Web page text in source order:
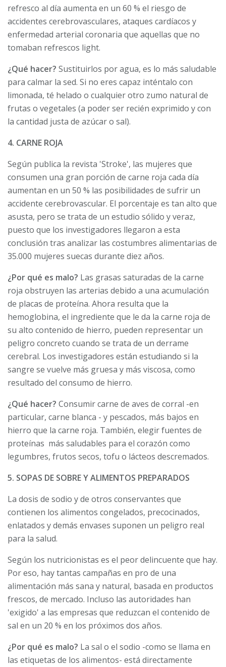
refresco al día aumenta en un 60 % el riesgo de
accidentes cerebrovasculares, ataques cardíacos y
enfermedad arterial coronaria que aquellas que no
tomaban refrescos light.
¿Qué hacer? Sustituirlos por agua, es lo más saludable
para calmar la sed. Si no eres capaz inténtalo con
limonada, té helado o cualquier otro zumo natural de
frutas o vegetales (a poder ser recién exprimido y con
la cantidad justa de azúcar o sal).
4. CARNE ROJA
Según publica la revista 'Stroke', las mujeres que
consumen una gran porción de carne roja cada día
aumentan en un 50 % las posibilidades de sufrir un
accidente cerebrovascular. El porcentaje es tan alto que
asusta, pero se trata de un estudio sólido y veraz,
puesto que los investigadores llegaron a esta
conclusión tras analizar las costumbres alimentarias de
35.000 mujeres suecas durante diez años.
¿Por qué es malo? Las grasas saturadas de la carne
roja obstruyen las arterias debido a una acumulación
de placas de proteína. Ahora resulta que la
hemoglobina, el ingrediente que le da la carne roja de
su alto contenido de hierro, pueden representar un
peligro concreto cuando se trata de un derrame
cerebral. Los investigadores están estudiando si la
sangre se vuelve más gruesa y más viscosa, como
resultado del consumo de hierro.
¿Qué hacer? Consumir carne de aves de corral -en
particular, carne blanca - y pescados, más bajos en
hierro que la carne roja. También, elegir fuentes de
proteínas más saludables para el corazón como
legumbres, frutos secos, tofu o lácteos descremados.
5. SOPAS DE SOBRE Y ALIMENTOS PREPARADOS
La dosis de sodio y de otros conservantes que
contienen los alimentos congelados, precocinados,
enlatados y demás envases suponen un peligro real
para la salud.
Según los nutricionistas es el peor delincuente que hay.
Por eso, hay tantas campañas en pro de una
alimentación más sana y natural, basada en productos
frescos, de mercado. Incluso las autoridades han
'exigido' a las empresas que reduzcan el contenido de
sal en un 20 % en los próximos dos años.
¿Por qué es malo? La sal o el sodio -como se llama en
las etiquetas de los alimentos- está directamente